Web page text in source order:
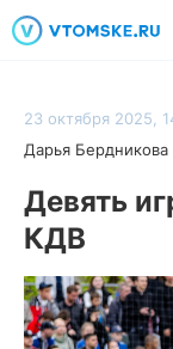
23 октября 2025,
Дарья Бердникова
Девять
КДВ